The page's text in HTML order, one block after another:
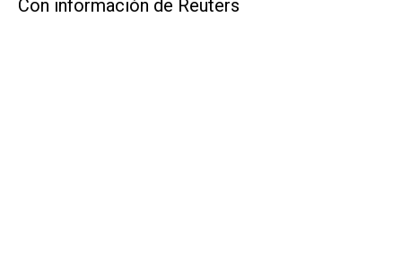
Con información de Reuters